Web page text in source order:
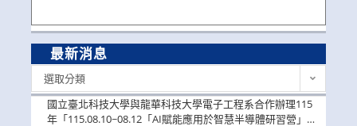
最新消息
選取分類
國立臺北科技大學與龍華科技大學電子工程系合作辦理115
年「115.08.10~08.12「AI賦能應用於智慧半導體研習營」，